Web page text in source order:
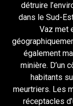
détruire
dans le Sud-
Vaz met
également
minière. D’un
habitants
meurtriers. Les
réceptacles